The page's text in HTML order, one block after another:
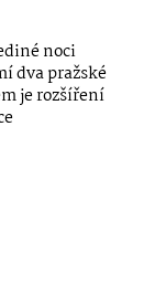
noci
dva pražské
je rozšíření